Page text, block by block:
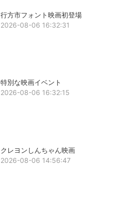
行方市フォント映画初登場
2026-08-06 16:32:31
特別な映画イベント
2026-08-06 16:32:15
クレヨンしんちゃん映画
2026-08-06 14:56:47